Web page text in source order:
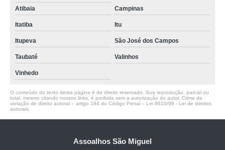
Atibaia
Campinas
Itatiba Itu
Itupeva São José dos Campos
Taubaté Valinhos
Vinhedo
O conteúdo do texto desta página é de direito reservado. Sua reprodução, parcial ou
total, mesmo citando nossos links, é proibida sem a autorização do autor. Crime de
violação de direito autoral – artigo 184 do Código Penal – Lei 9610/98 - Lei de direitos
autorais
Assoalhos São Miguel